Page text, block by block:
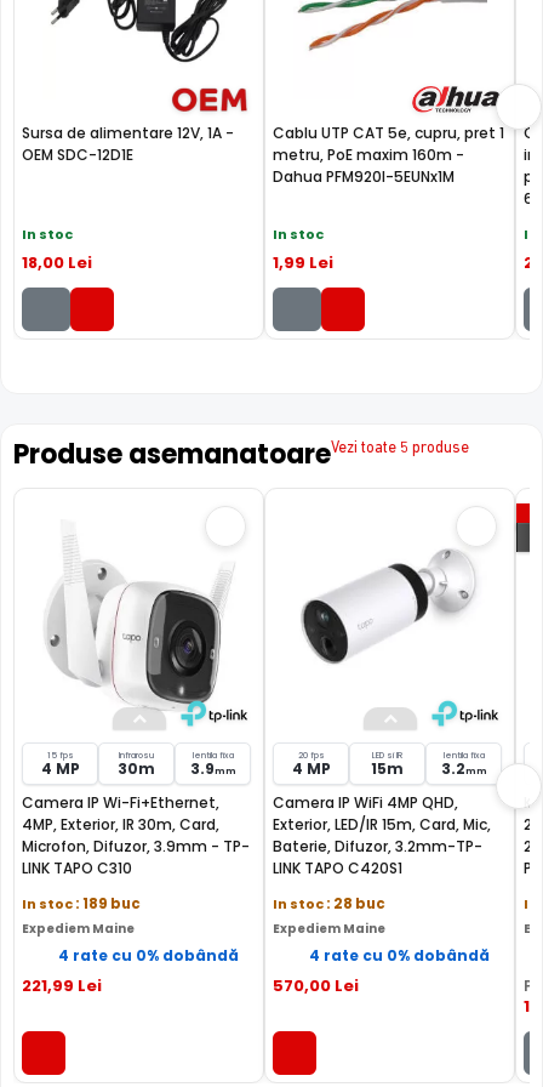
(neinclus).
MICROFON INCLUS
Puteti supraveghea atat video, dar si audio zona
acoperita de aceasta camera, fiind dotata cu un
microfon incorporat, ajutand la identificarea unor
zgomote suspecte, fara a fi nevoie sa va deplasati in
FILTRU IR MECANIC (ICR / IR Cut Fillter)
Camera TP-LINK TAPO C720 are un filtru IR Mecanic
autoretractabil ce filtreaza lumina in infrarosu pe timpul
zilei, pentru a evita anumitele defecte de afisare a
culorilor, iar pe timpul noptii acesta este retras pentru a
permite luminii in infrarosu sa treaca, imbunatatind
vizibilitatea camerei in modul alb/negru.
Sursa de alimentare 12V, 1A -
OEM SDC-12D1E
In stoc
18,00 Lei
Cablu UTP CAT 5e, cupru, pret 1
metru, PoE maxim 160m -
Dahua PFM920I-5EUNx1M
In stoc
1,99 Lei
In
2
Produse asemanatoareVezi toate 5 produse
15 fps
4 MP
Infrarosu
30m
lentila fixa
3.9mm
Camera IP Wi-Fi+Ethernet,
4MP, Exterior, IR 30m, Card,
Microfon, Difuzor, 3.9mm - TP-
LINK TAPO C310
In stoc: 189 buc
Expediem Maine
4 rate cu 0% dobândă
221,99 Lei
20 fps
4 MP
LED si IR
15m
lentila fixa
3.2mm
Camera IP WiFi 4MP QHD,
Exterior, LED/IR 15m, Card, Mic,
Baterie, Difuzor, 3.2mm-TP-
LINK TAPO C420S1
In stoc: 28 buc
Expediem Maine
4 rate cu 0% dobândă
570,00 Lei
In